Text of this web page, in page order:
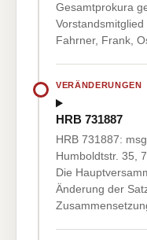
Gesamtprokura
Fahrner, Frank,
VERÄNDERUNGEN
HRB 731887
HRB 731887:
Humboldtstr. 35,
Die
Änderung der